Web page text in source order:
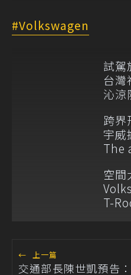
Volkswagen
試駕
台灣
沁涼
跨界
宇威
The
空間
T-
← 上一篇
交通部長陳世凱預告